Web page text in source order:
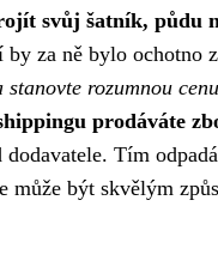
svůj šatník, půdu
za ně bylo ochotno
rozumnou
prodáváte
Tím
být skvělým